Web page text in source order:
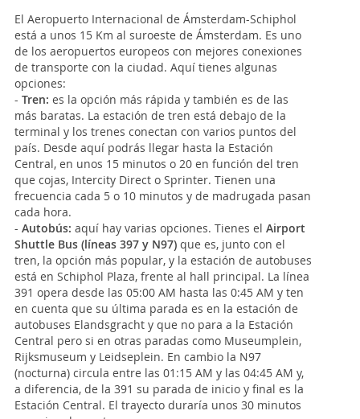
El Aeropuerto Internacional de Ámsterdam-Schiphol
está a unos 15 Km al suroeste de Ámsterdam. Es uno
de los aeropuertos europeos con mejores conexiones
de transporte con la ciudad. Aquí tienes algunas
opciones:
- Tren: es la opción más rápida y también es de las
más baratas. La estación de tren está debajo de la
terminal y los trenes conectan con varios puntos del
país. Desde aquí podrás llegar hasta la Estación
Central, en unos 15 minutos o 20 en función del tren
que cojas, Intercity Direct o Sprinter. Tienen una
frecuencia cada 5 o 10 minutos y de madrugada pasan
cada hora.
- Autobús: aquí hay varias opciones. Tienes el Airport
Shuttle Bus (líneas 397 y N97) que es, junto con el
tren, la opción más popular, y la estación de autobuses
está en Schiphol Plaza, frente al hall principal. La línea
391 opera desde las 05:00 AM hasta las 0:45 AM y ten
en cuenta que su última parada es en la estación de
autobuses Elandsgracht y que no para a la Estación
Central pero si en otras paradas como Museumplein,
Rijksmuseum y Leidseplein. En cambio la N97
(nocturna) circula entre las 01:15 AM y las 04:45 AM y,
a diferencia, de la 391 su parada de inicio y final es la
Estación Central. El trayecto duraría unos 30 minutos